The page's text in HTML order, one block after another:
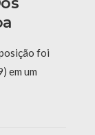
foi
em um